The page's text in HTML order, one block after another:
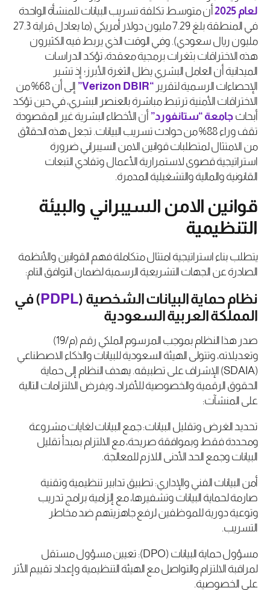
لعام
أن متوسط تكلفة تسريب البيانات للمنشأة الواحدة
في المنطقة بلغ 7.29 مليون دولار أمريكي (ما يعادل قرابة 27.3
مليون ريال سعودي). وفي الوقت الذي يربط فيه الكثيرون
هذه الاختراقات بثغرات برمجية معقدة، تؤكد الدراسات
الميدانية أن العامل البشري يظل الثغرة الأبرز؛ إذ تشير
الإحصاءات الرسمية لتقرير “Verizon DBIR”
إلى أن 68% من
الاختراقات الأمنية ترتبط مباشرة بالعنصر البشري، في حين تؤكد
أبحاث جامعة “ستانفورد” أن الأخطاء البشرية غير المقصودة
تقف وراء 88% من حوادث تسريب البيانات. تجعل هذه الحقائق
من الامتثال لمتطلبات قوانين الامن السيبراني ضرورة
استراتيجية قصوى لاستمرارية الأعمال وتفادي التبعات
القانونية والمالية والتشغيلية المدمرة.
قوانين الامن السيبراني والبيئة
التنظيمية
يتطلب بناء استراتيجية امتثال متكاملة فهم القوانين والأنظمة
الصادرة عن الجهات التشريعية الرسمية لضمان التوافق التام:
نظام حماية البيانات الشخصية (PDPL) في
المملكة العربية السعودية
صدر هذا النظام بموجب المرسوم الملكي رقم (م/19)
وتعديلاته، وتتولى الهيئة السعودية للبيانات والذكاء الاصطناعي
(SDAIA) الإشراف على تطبيقه. يهدف النظام إلى حماية
الحقوق الرقمية والخصوصية للأفراد، ويفرض الالتزامات التالية
على المنشآت:
تحديد الغرض وتقليل البيانات: جمع البيانات لغايات مشروعة
ومحددة فقط وبموافقة صريحة، مع الالتزام بمبدأ تقليل
البيانات وجمع الحد الأدنى اللازم للمعالجة.
أمن البيانات الفني والإداري: تطبيق تدابير تنظيمية وتقنية
صارمة لحماية البيانات وتشفيرها، مع إلزامية برامج تدريب
وتوعية دورية للموظفين لرفع جاهزيتهم ضد مخاطر
التسريب.
مسؤول حماية البيانات (DPO): تعيين مسؤول مستقل
لمراقبة الالتزام والتواصل مع الهيئة التنظيمية وإعداد تقييم الأثر
على الخصوصية.